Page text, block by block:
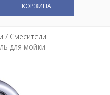
КОРЗИНА
/ Смесители
для мойки